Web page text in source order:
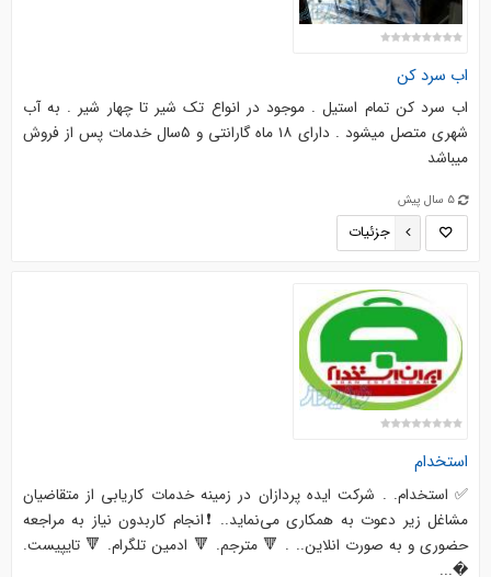
اب سرد کن
اب سرد کن تمام استیل . موجود در انواع تک شیر تا چهار شیر . به آب
شهری متصل میشود . دارای ۱۸ ماه گارانتی و ۵سال خدمات پس از فروش
میباشد
5 سال پیش
جزئیات
استخدام
✅ استخدام. . شرکت ایده پردازان در زمینه خدمات کاریابی از متقاضیان
مشاغل زیر دعوت به همکاری می‌نماید.. ❗️انجام کاربدون نیاز به مراجعه
حضوری و به صورت انلاین.. . 🔻 مترجم. 🔻 ادمین تلگرام. 🔻 تایپیست.
�...